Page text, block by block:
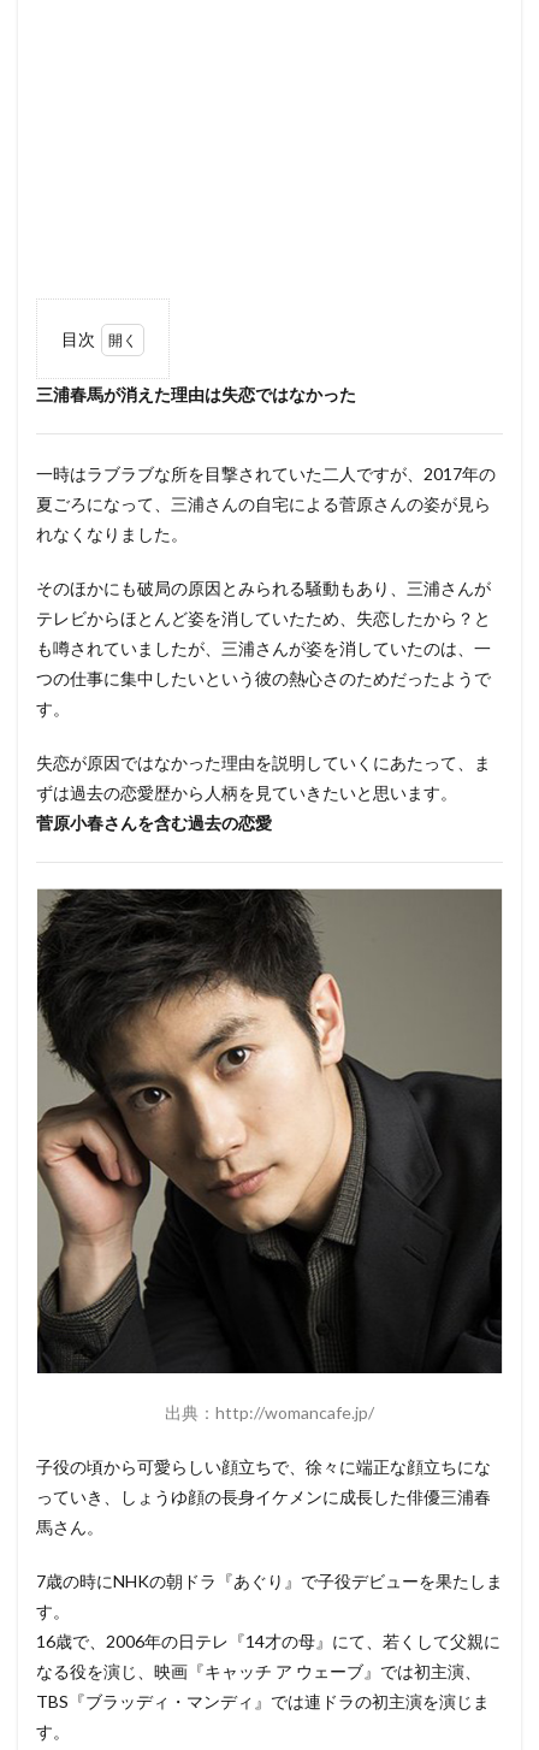
目次
三浦
が消
理由
は失
恋で
はな
た
2
菅原
小春
を含
去の
恋愛
2.1
なタ
イプ
2.2
歴代
彼女
の噂
小春
さん
との
出会
い
3
二人
の破
局の
3.1
写真
の流
性格
の不
一致
4
春馬
えた
のか
の二
三浦春馬が消えた理由は失恋ではなかった
一時はラブラブな所を目撃されていた二人ですが、2017年の
夏ごろになって、三浦さんの自宅による菅原さんの姿が見ら
れなくなりました。
そのほかにも破局の原因とみられる騒動もあり、三浦さんが
テレビからほとんど姿を消していたため、失恋したから？と
も噂されていましたが、三浦さんが姿を消していたのは、一
つの仕事に集中したいという彼の熱心さのためだったようで
す。
失恋が原因ではなかった理由を説明していくにあたって、ま
ずは過去の恋愛歴から人柄を見ていきたいと思います。
菅原小春さんを含む過去の恋愛
出典：http://womancafe.jp/
子役の頃から可愛らしい顔立ちで、徐々に端正な顔立ちにな
っていき、しょうゆ顔の長身イケメンに成長した俳優三浦春
馬さん。
7歳の時にNHKの朝ドラ『あぐり』で子役デビューを果たしま
す。
16歳で、2006年の日テレ『14才の母』にて、若くして父親に
なる役を演じ、映画『キャッチ ア ウェーブ』では初主演、
TBS『ブラッディ・マンディ』では連ドラの初主演を演じま
す。